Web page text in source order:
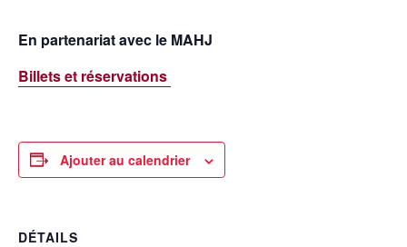
En partenariat avec le MAHJ
Billets et réservations
Ajouter au calendrier
DÉTAILS